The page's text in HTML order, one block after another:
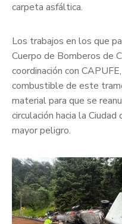
carpeta asfáltica.
Los trabajos en los que
Cuerpo de Bomberos de
coordinación con
combustible de este
material para que se
circulación hacia la Ciudad
mayor peligro.